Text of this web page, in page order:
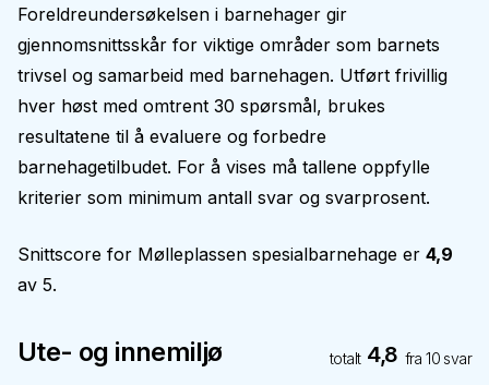
Foreldreundersøkelsen i barnehager gir
gjennomsnittsskår for viktige områder som barnets
trivsel og samarbeid med barnehagen. Utført frivillig
hver høst med omtrent 30 spørsmål, brukes
resultatene til å evaluere og forbedre
barnehagetilbudet. For å vises må tallene oppfylle
kriterier som minimum antall svar og svarprosent.
Snittscore for Mølleplassen spesialbarnehage er 4,9
av 5.
Ute- og innemiljø totalt 4,8 fra10 svar